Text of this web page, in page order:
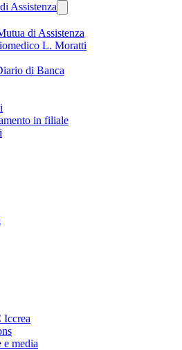
Assistenza
di Assistenza
L. Moratti
di Banca
in filiale
e media